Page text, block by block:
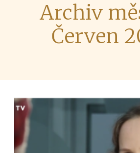
Archiv
Červen